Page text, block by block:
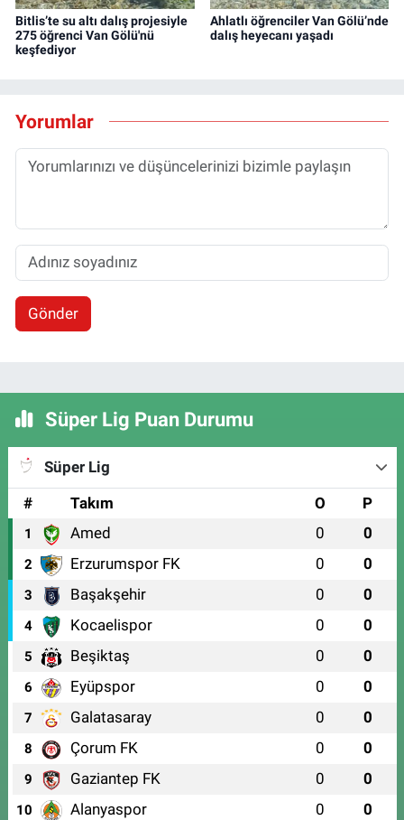
Bitlis’te su altı dalış projesiyle
275 öğrenci Van Gölü'nü
keşfediyor
Ahlatlı öğrenciler Van Gölü’nde
dalış heyecanı yaşadı
Yorumlar
Gönder
Süper Lig Puan Durumu
Süper Lig
#
Takım O P
1 Amed 0 0
2 Erzurumspor FK 0 0
3 Başakşehir 0 0
4 Kocaelispor 0 0
5 Beşiktaş 0 0
6 Eyüpspor 0 0
7 Galatasaray 0 0
8 Çorum FK 0 0
9 Gaziantep FK 0 0
10 Alanyaspor 0 0